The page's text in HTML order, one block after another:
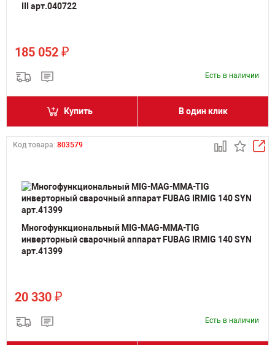
III арт.040722
185 052 ₽
Есть в наличии
Купить В один клик
Код товара: 803579
Многофункциональный MIG-MAG-MMA-TIG
инверторный сварочный аппарат FUBAG IRMIG 140 SYN
арт.41399
20 330 ₽
Есть в наличии